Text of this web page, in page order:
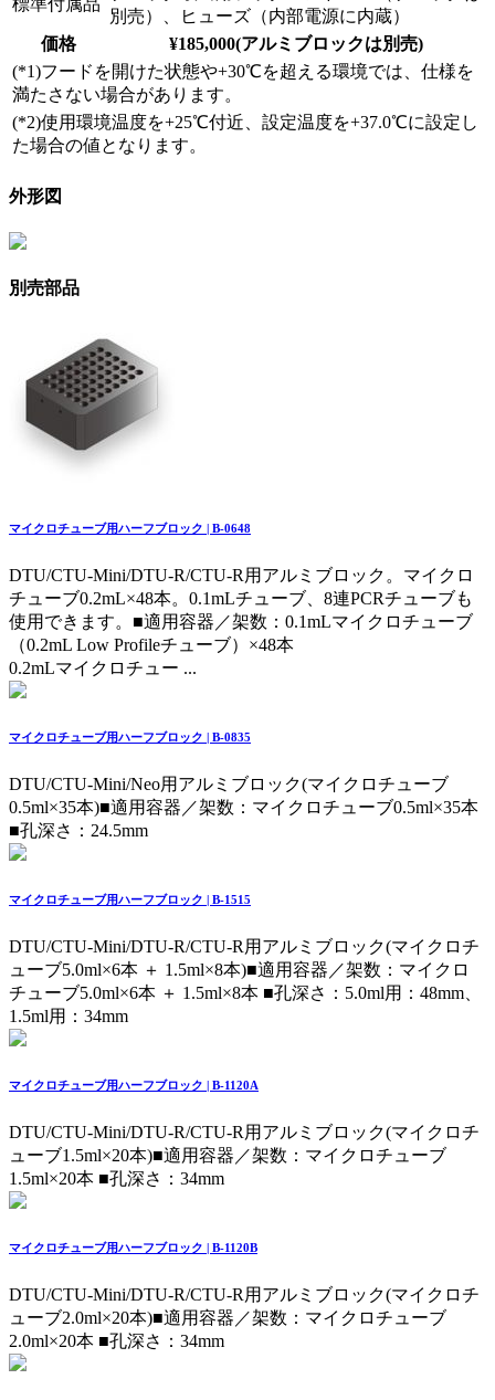
標準付属品
別売）、ヒューズ（内部電源に内蔵）
価格
¥185,000(アルミブロックは別売)
(*1)フードを開けた状態や+30℃を超える環境では、仕様を
満たさない場合があります。
(*2)使用環境温度を+25℃付近、設定温度を+37.0℃に設定し
た場合の値となります。
外形図
別売部品
マイクロチューブ用ハーフブロック | B-0648
DTU/CTU-Mini/DTU-R/CTU-R用アルミブロック。マイクロ
チューブ0.2mL×48本。0.1mLチューブ、8連PCRチューブも
使用できます。 ■適用容器／架数：0.1mLマイクロチューブ
（0.2mL Low Profileチューブ）×48本
0.2mLマイクロチュー ...
マイクロチューブ用ハーフブロック | B-0835
DTU/CTU-Mini/Neo用アルミブロック(マイクロチューブ
0.5ml×35本)■適用容器／架数：マイクロチューブ0.5ml×35本
■孔深さ：24.5mm
マイクロチューブ用ハーフブロック | B-1515
DTU/CTU-Mini/DTU-R/CTU-R用アルミブロック(マイクロチ
ューブ5.0ml×6本 ＋ 1.5ml×8本)■適用容器／架数：マイクロ
チューブ5.0ml×6本 ＋ 1.5ml×8本 ■孔深さ：5.0ml用：48mm、
1.5ml用：34mm
マイクロチューブ用ハーフブロック | B-1120A
DTU/CTU-Mini/DTU-R/CTU-R用アルミブロック(マイクロチ
ューブ1.5ml×20本)■適用容器／架数：マイクロチューブ
1.5ml×20本 ■孔深さ：34mm
マイクロチューブ用ハーフブロック | B-1120B
DTU/CTU-Mini/DTU-R/CTU-R用アルミブロック(マイクロチ
ューブ2.0ml×20本)■適用容器／架数：マイクロチューブ
2.0ml×20本 ■孔深さ：34mm